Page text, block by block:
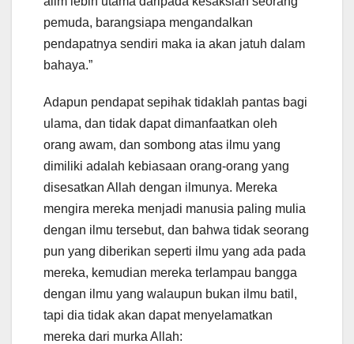
pemuda, barangsiapa mengandalkan
pendapatnya sendiri maka ia akan jatuh dalam
bahaya.”
Adapun pendapat sepihak tidaklah pantas bagi
ulama, dan tidak dapat dimanfaatkan oleh
orang awam, dan sombong atas ilmu yang
dimiliki adalah kebiasaan orang-orang yang
disesatkan Allah dengan ilmunya. Mereka
mengira mereka menjadi manusia paling mulia
dengan ilmu tersebut, dan bahwa tidak seorang
pun yang diberikan seperti ilmu yang ada pada
mereka, kemudian mereka terlampau bangga
dengan ilmu yang walaupun bukan ilmu batil,
tapi dia tidak akan dapat menyelamatkan
mereka dari murka Allah: